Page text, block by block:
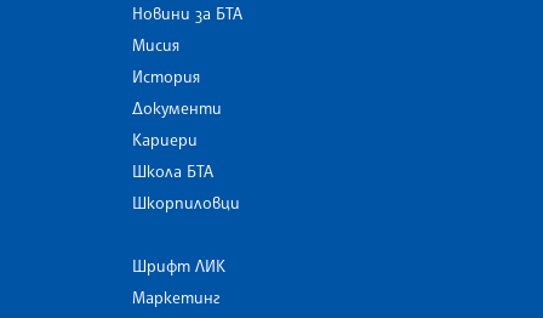
Новини за БТА
Мисия
История
Документи
Кариери
Школа БТА
Шкорпиловци
Шрифт ЛИК
Маркетинг